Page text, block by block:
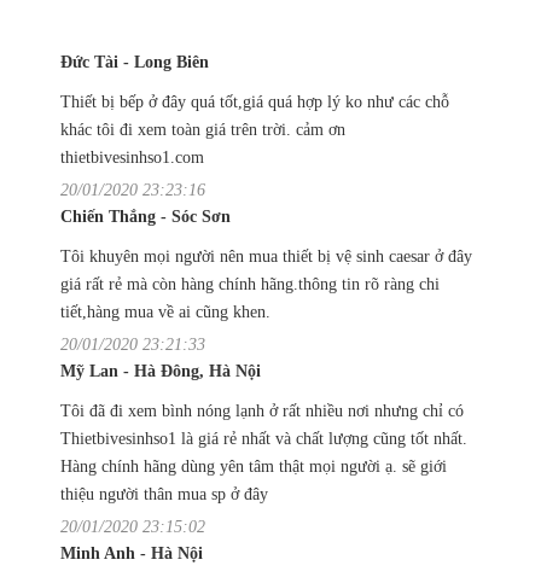
Đức Tài - Long Biên
Thiết bị bếp ở đây quá tốt,giá quá hợp lý ko như các chỗ
khác tôi đi xem toàn giá trên trời. cảm ơn
thietbivesinhso1.com
20/01/2020 23:23:16
Chiến Thắng - Sóc Sơn
Tôi khuyên mọi người nên mua thiết bị vệ sinh caesar ở đây
giá rất rẻ mà còn hàng chính hãng.thông tin rõ ràng chi
tiết,hàng mua về ai cũng khen.
20/01/2020 23:21:33
Mỹ Lan - Hà Đông, Hà Nội
Tôi đã đi xem bình nóng lạnh ở rất nhiều nơi nhưng chỉ có
Thietbivesinhso1 là giá rẻ nhất và chất lượng cũng tốt nhất.
Hàng chính hãng dùng yên tâm thật mọi người ạ. sẽ giới
thiệu người thân mua sp ở đây
20/01/2020 23:15:02
Minh Anh - Hà Nội